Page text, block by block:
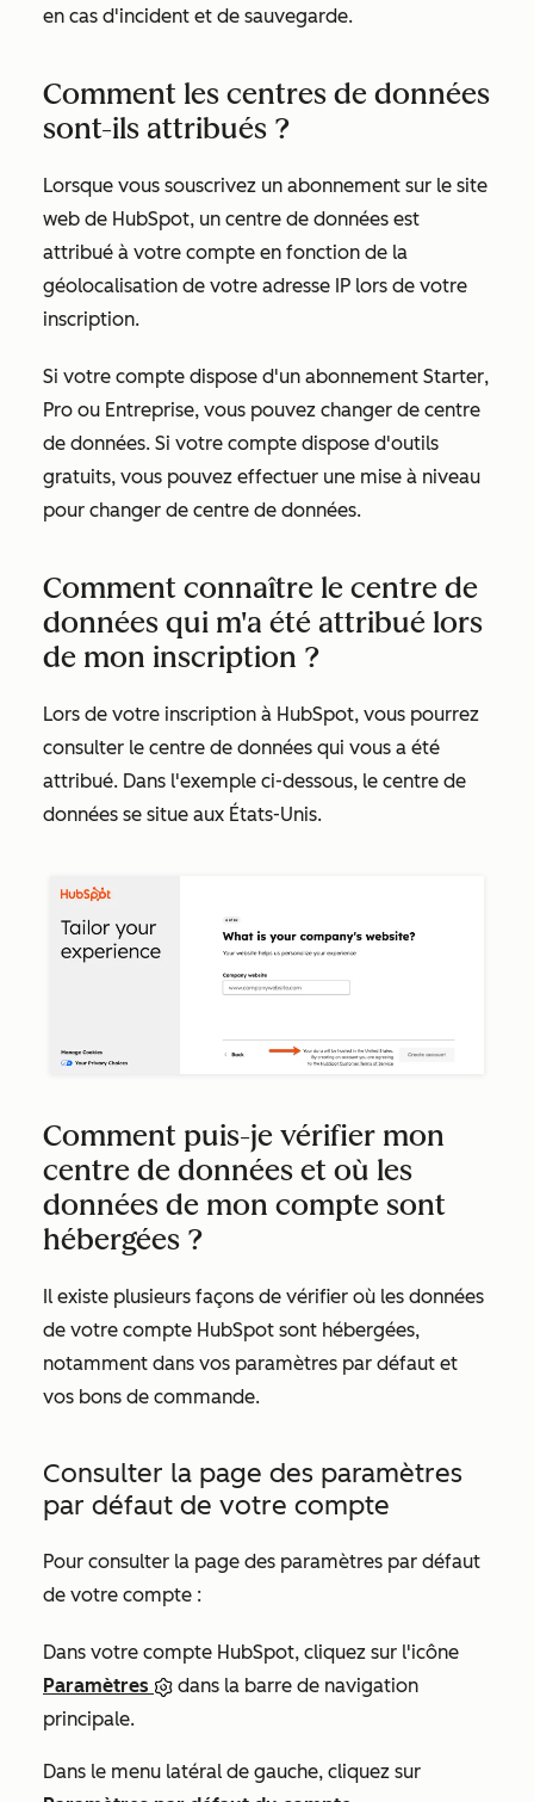
en cas d'incident et de sauvegarde.
Comment les centres de données
sont-ils attribués ?
Lorsque vous souscrivez un abonnement sur le site
web de HubSpot, un centre de données est
attribué à votre compte en fonction de la
géolocalisation de votre adresse IP lors de votre
inscription.
Si votre compte dispose d'un abonnement Starter,
Pro ou Entreprise, vous pouvez changer de centre
de données. Si votre compte dispose d'outils
gratuits, vous pouvez effectuer une mise à niveau
pour changer de centre de données.
Comment connaître le centre de
données qui m'a été attribué lors
de mon inscription ?
Lors de votre inscription à HubSpot, vous pourrez
consulter le centre de données qui vous a été
attribué. Dans l'exemple ci-dessous, le centre de
données se situe aux États-Unis.
Comment puis-je vérifier mon
centre de données et où les
données de mon compte sont
hébergées ?
Il existe plusieurs façons de vérifier où les données
de votre compte HubSpot sont hébergées,
notamment dans vos paramètres par défaut et
vos bons de commande.
Consulter la page des paramètres
par défaut de votre compte
Pour consulter la page des paramètres par défaut
de votre compte :
Dans votre compte HubSpot, cliquez sur l'icône
Paramètres
dans la barre de navigation
principale.
Dans le menu latéral de gauche, cliquez sur